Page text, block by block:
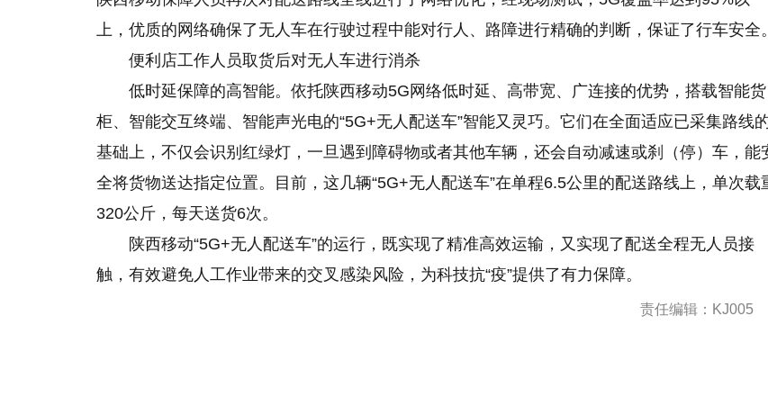
上，优质的网络确保了无人车在行驶过程中能对行人、路障进行精确的判断，保证了行车安全。
便利店工作人员取货后对无人车进行消杀
低时延保障的高智能。依托陕西移动5G网络低时延、高带宽、广连接的优势，搭载智能货
柜、智能交互终端、智能声光电的“5G+无人配送车”智能又灵巧。它们在全面适应已采集路线
基础上，不仅会识别红绿灯，一旦遇到障碍物或者其他车辆，还会自动减速或刹（停）车，能
全将货物送达指定位置。目前，这几辆“5G+无人配送车”在单程6.5公里的配送路线上，单次载
320公斤，每天送货6次。
陕西移动“5G+无人配送车”的运行，既实现了精准高效运输，又实现了配送全程无人员接
触，有效避免人工作业带来的交叉感染风险，为科技抗“疫”提供了有力保障。
责任编辑：KJ005